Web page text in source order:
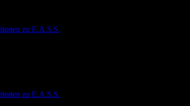
zu E.A.S.S.
zu E.A.S.S.